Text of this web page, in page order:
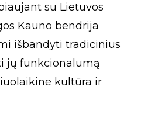
su Lietuvos
Kauno bendrija
išbandyti tradicinius
jų funkcionalumą
kultūra ir